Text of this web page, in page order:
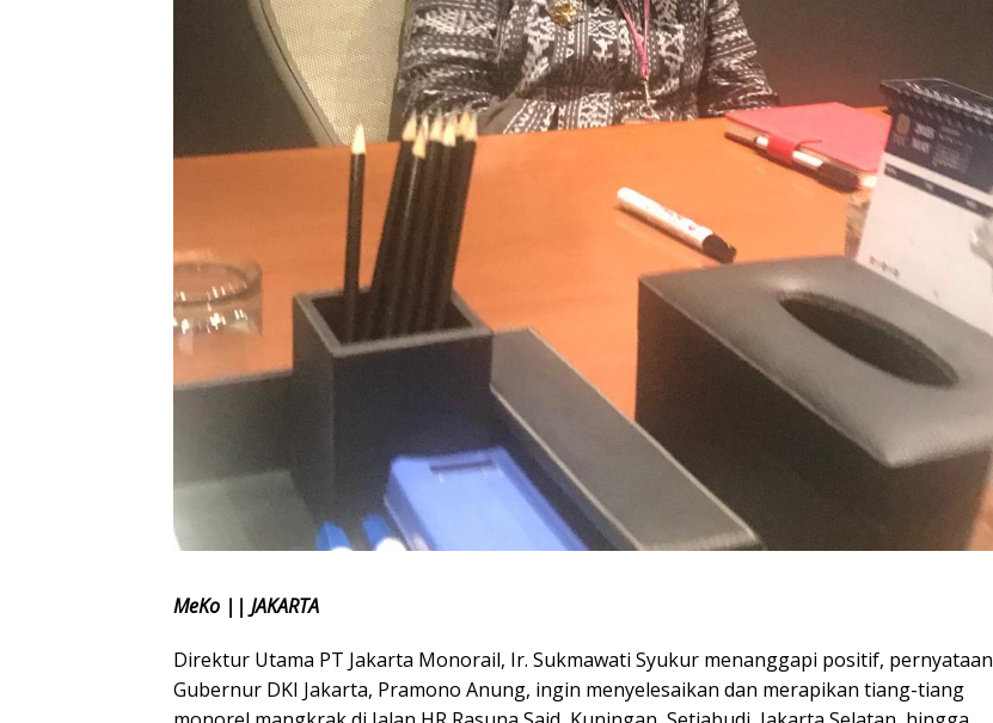
MeKo || JAKARTA
Direktur Utama PT Jakarta Monorail, Ir. Sukmawati Syukur menanggapi positif, pernyataan
Gubernur DKI Jakarta, Pramono Anung, ingin menyelesaikan dan merapikan tiang-tiang